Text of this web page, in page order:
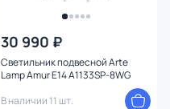
30 990 ₽
Светильник подвесной Arte
Lamp Amur E14 A1133SP-8WG
В наличии 11 шт.